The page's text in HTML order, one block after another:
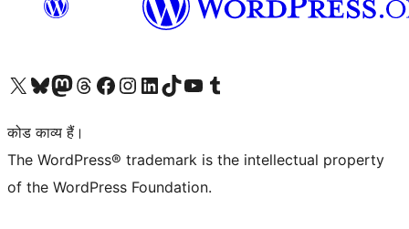
Visit our X (formerly Twitter) account
हमारे बलुस्की खाते पर जाएँVisit our Mastodon account
हमारे थ्रेड्स अकाउंट पर जाएंहमारे फेसबुक पेज पर जाएँहमारे इंस्टाग्राम अकाउंट पर जाएंहमारे लिंक्डइन खाते पर जाएँहमारे टिकटॉक खाते पर जाएँहमारे यूट्यूब चैनल पर जाएंहमारे Tumblr खाते पर जाएँ
कोड काव्य हैं।
The WordPress® trademark is the intellectual property
of the WordPress Foundation.